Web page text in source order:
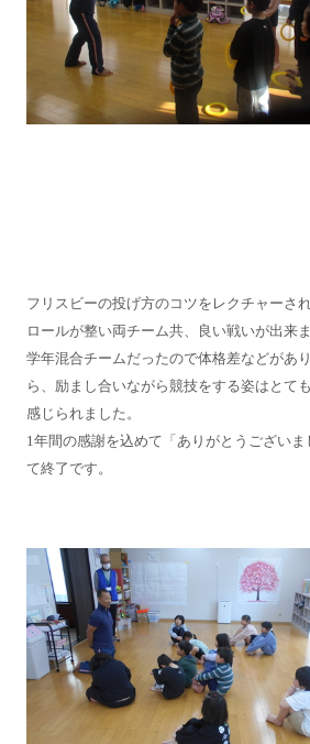
フリスビーの投げ方のコツをレクチャーさ
ロールが整い両チーム共、良い戦いが出来ま
学年混合チームだったので体格差などがあ
ら、励まし合いながら競技をする姿はとて
感じられました。
1年間の感謝を込めて「ありがとうござい
て終了です。